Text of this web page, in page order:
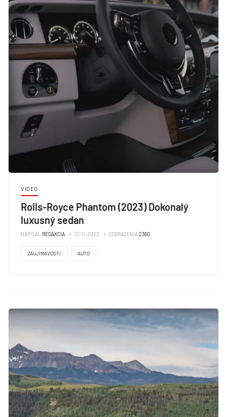
VIDEO
Rolls-Royce Phantom (2023) Dokonalý
luxusný sedan
NAPÍSAL REDAKCIA 12-11-2022 ZOBRAZENIA2360
ZAUJÍMAVOSTI AUTO